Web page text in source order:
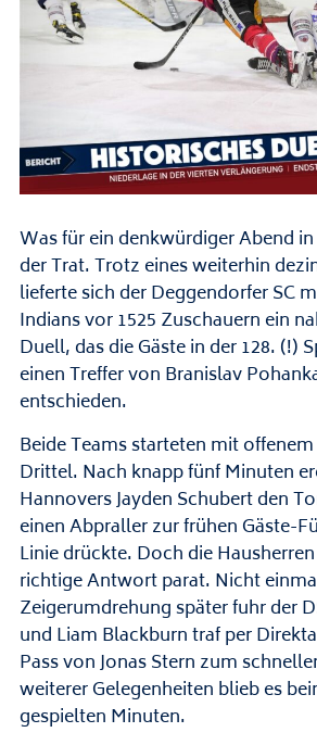
Was für ein denkwürdiger Abend
der Trat. Trotz eines weiterhin
lieferte sich der Deggendorfer SC
Indians vor 1525 Zuschauern ein
Duell, das die Gäste in der 128. (!)
einen Treffer von Branislav
entschieden.
Beide Teams starteten mit
Drittel. Nach knapp fünf Minuten
Hannovers Jayden Schubert den
einen Abpraller zur frühen Gäste-
Linie drückte. Doch die
richtige Antwort parat. Nicht
Zeigerumdrehung später fuhr der
und Liam Blackburn traf per
Pass von Jonas Stern zum
weiterer Gelegenheiten blieb es
gespielten Minuten.